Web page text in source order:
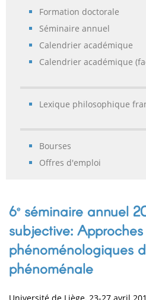
Formation doctorale
Séminaire annuel
Calendrier académique
Calendrier académique
Lexique philosophique
Bourses
Offres d'emploi
6eséminaire annuel
subjective: Approches
phénoménologiques
phénoménale